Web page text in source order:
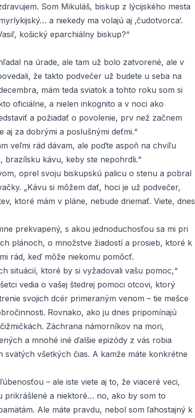
Som Mikuláš, biskup z lýcijského mesta
a niekedy ma volajú aj ‚čudotvorca‘.
košický eparchiálny biskup?“
na úrade, ale tam už bolo zatvorené, ale v
že takto podvečer už budete u seba na
mám teda sviatok a tohto roku som si
oficiálne, a nielen inkognito a v noci ako
a požiadať o povolenie, prv než začnem
za dobrými a poslušnými deťmi.“
veľmi rád dávam, ale poďte aspoň na chvíľu
brazílsku kávu, keby ste nepohrdli.“
oprel svoju biskupskú palicu o stenu a pobral
„Kávu si môžem dať, hoci je už podvečer,
ktoré mám v pláne, nebude driemať. Viete, dnes
prekvapený, s akou jednoduchosťou sa mi pri
plánoch, o množstve žiadostí a prosieb, ktoré k
rád, keď môže niekomu pomôcť.
situácií, ktoré by si vyžadovali vašu pomoc,“
vedia o vašej štedrej pomoci otcovi, ktorý
svojich dcér primeraným venom – tie mešce
Rovnako, ako ju dnes pripomínajú
Záchrana námorníkov na mori,
a mnohé iné ďalšie epizódy z vás robia
svätých všetkých čias. A kamže máte konkrétne
– ale iste viete aj to, že viaceré veci,
prikrášlené a niektoré… no, ako by som to
Ale máte pravdu, nebol som ľahostajný k